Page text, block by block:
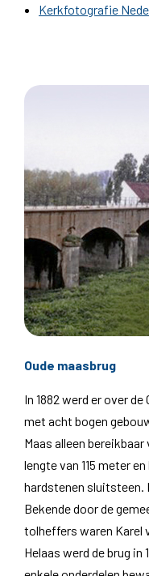
Kerkfotografie
Oude maasbrug
In 1882 werd er over
met acht bogen
Maas alleen
lengte van 115 meter
hardstenen sluitsteen.
Bekende door de
tolheffers waren Karel
Helaas werd de brug